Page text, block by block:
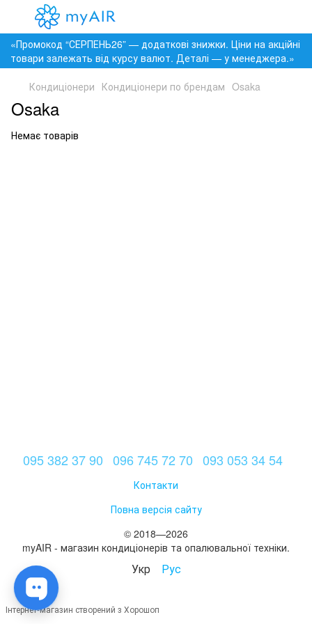
«Промокод “СЕРПЕНЬ26” — додаткові знижки. Ціни на акційні
товари залежать від курсу валют. Деталі — у менеджера.»
Кондиціонери Кондиціонери по брендам Osaka
Osaka
Немає товарів
095 382 37 90 096 745 72 70 093 053 34 54
Контакти
Повна версія сайту
© 2018—2026
myAIR - магазин кондиціонерів та опалювальної техніки.
Укр Рус
Інтернет-магазин створений з Хорошоп